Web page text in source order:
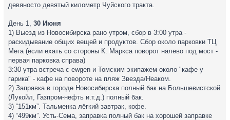
девяносто девятый километр Чуйского тракта.
День 1, 30 Июня
1) Выезд из Новосибирска рано утром, сбор в 3:00 утра -
раскидывание общих вещей и продуктов. Сбор около парковки ТЦ
Мега (если ехать со стороны К. Маркса поворот налево под мост -
первая парковка справа)
3:30 утра встреча с ewgen и Томским экипажем около "кафе у
гарика" - кафе на повороте на пляж Звезда/Неаком.
2) Заправка в городе Новосибирска полный бак на Большевистской
(Лукойл, Газпром-нефть и.т.д.) полный бак.
3) “151км”. Тальменка лёгкий завтрак, кофе.
4) “499км”. Усть-Сема, заправка полный бак на хорошей заправке